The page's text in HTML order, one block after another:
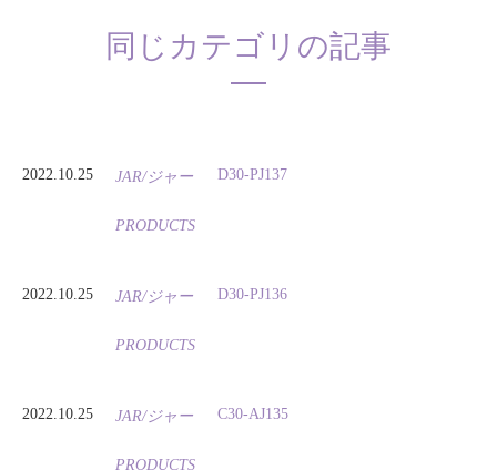
同じカテゴリの記事
2022.10.25 JAR/ジャー
PRODUCTS
D30-PJ137
2022.10.25 JAR/ジャー
PRODUCTS
D30-PJ136
2022.10.25 JAR/ジャー
PRODUCTS
C30-AJ135